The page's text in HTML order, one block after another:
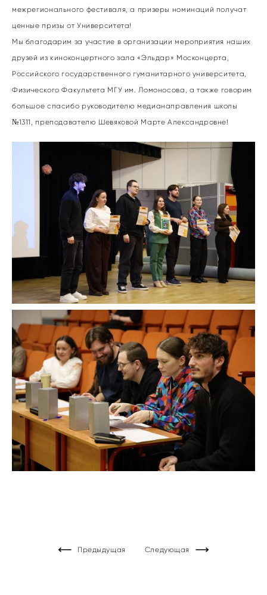
межрегионального фестиваля, а призеры номинаций получат
ценные призы от Университета!
Мы благодарим за участие в организации мероприятия наших
друзей из киноконцертного зала «Эльдар» Москонцерта,
Российского государственного гуманитарного университета,
Физического Факультета МГУ им. Ломоносова, а также говорим
большое спасибо руководителю медианаправления школы
№1311, преподавателю Шевяковой Марте Александровне!
Предыдущая Следующая